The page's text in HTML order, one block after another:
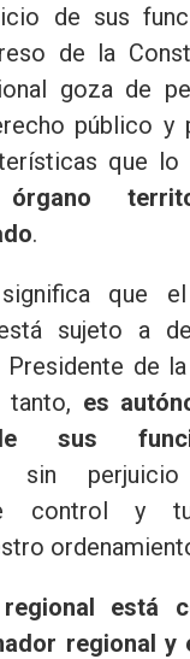
de sus
de la
goza de
público y
que lo
órgano
.
que
sujeto a
de
es
sus
sin
control y
está
regional y